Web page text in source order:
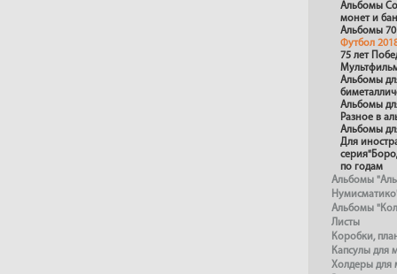
Альбомы
монет и
Альбомы
Футбол
75 лет
Альбомы
Альбомы
Разное в
Альбомы
Для
по годам
Альбомы
Альбомы
Листы
Коробки,
Капсулы для
Холдеры для